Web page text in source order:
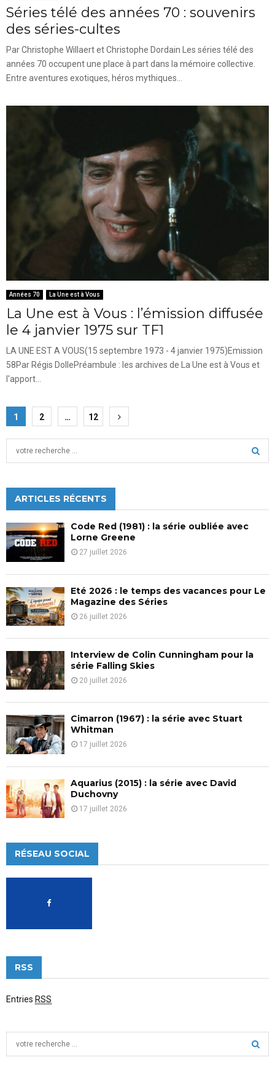
Séries télé des années 70 : souvenirs
des séries-cultes
Par Christophe Willaert et Christophe Dordain Les séries télé des
années 70 occupent une place à part dans la mémoire collective.
Entre aventures exotiques, héros mythiques...
Années 70 La Une est à Vous
La Une est à Vous : l’émission diffusée
le 4 janvier 1975 sur TF1
LA UNE EST A VOUS(15 septembre 1973 - 4 janvier 1975)Emission
58Par Régis DollePréambule : les archives de La Une est à Vous et
l'apport...
Pagination
des
publications
1 2 … 12
h
f
o
r
:
C
ARTICLES RÉCENTS
Code Red (1981) : la série oubliée avec
Lorne Greene
27 juillet 2026
Eté 2026 : le temps des vacances pour Le
Magazine des Séries
26 juillet 2026
Interview de Colin Cunningham pour la
série Falling Skies
20 juillet 2026
Cimarron (1967) : la série avec Stuart
Whitman
17 juillet 2026
Aquarius (2015) : la série avec David
Duchovny
17 juillet 2026
RÉSEAU SOCIAL
RSS
Entries RSS